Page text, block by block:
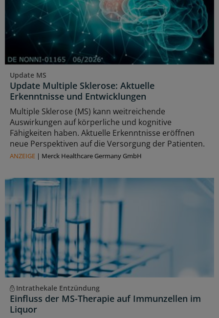
Update MS
Update Multiple Sklerose: Aktuelle
Erkenntnisse und Entwicklungen
Multiple Sklerose (MS) kann weitreichende
Auswirkungen auf körperliche und kognitive
Fähigkeiten haben. Aktuelle Erkenntnisse eröffnen
neue Perspektiven auf die Versorgung der Patienten.
ANZEIGE | Merck Healthcare Germany GmbH
Intrathekale Entzündung
Einfluss der MS-Therapie auf Immunzellen im
Liquor